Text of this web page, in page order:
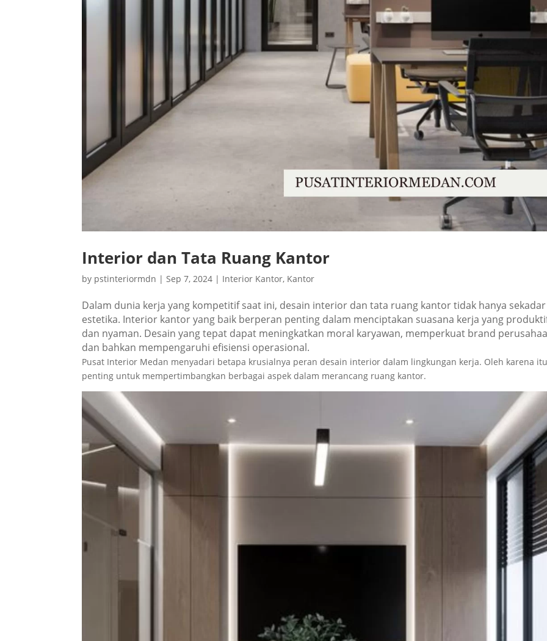
Interior dan Tata Ruang Kantor
by pstinteriormdn | Sep 7, 2024 | Interior Kantor, Kantor
Dalam dunia kerja yang kompetitif saat ini, desain interior dan tata ruang kantor tidak hanya sekadar
estetika. Interior kantor yang baik berperan penting dalam menciptakan suasana kerja yang
dan nyaman. Desain yang tepat dapat meningkatkan moral karyawan, memperkuat brand
dan bahkan mempengaruhi efisiensi operasional.
Pusat Interior Medan menyadari betapa krusialnya peran desain interior dalam lingkungan kerja. Oleh karena
penting untuk mempertimbangkan berbagai aspek dalam merancang ruang kantor.